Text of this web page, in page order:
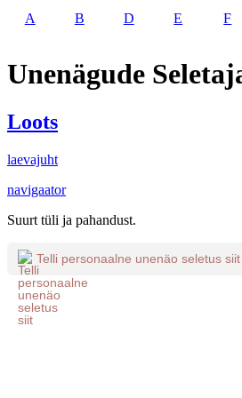
A B D E F
Unenägude
Loots
laevajuht
navigaator
Suurt tüli ja pahandust.
Telli personaalne unenäo seletus siit